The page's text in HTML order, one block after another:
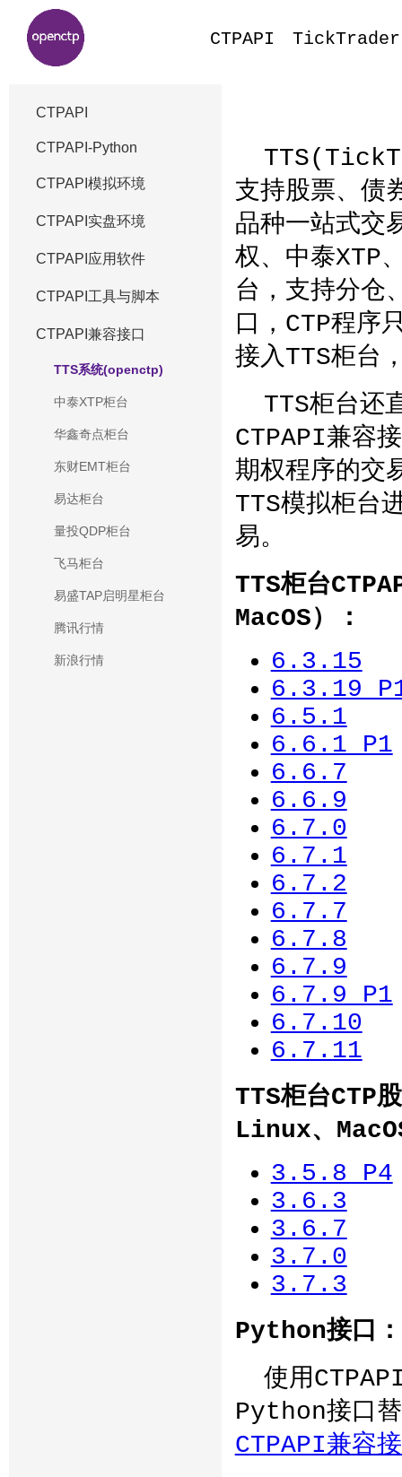
CTPAPI TickTrader
CTPAPI
CTPAPI-Python
CTPAPI模拟环境
CTPAPI实盘环境
CTPAPI应用软件
CTPAPI工具与脚本
CTPAPI兼容接口
TTS系统(openctp)
中泰XTP柜台
华鑫奇点柜台
东财EMT柜台
易达柜台
量投QDP柜台
飞马柜台
易盛TAP启明星柜台
腾讯行情
新浪行情
支持股票、债
品种一站式交
权、中泰XTP
台，支持分仓
口，CTP程
接入TTS柜台
TTS柜台还
CTPAPI兼容
期权程序的
TTS模拟柜台
易。
TTS柜台
MacOS）：
6.3.15
6.5.1
6.6.1_P1
6.6.7
6.6.9
6.7.0
6.7.1
6.7.2
6.7.7
6.7.8
6.7.9
6.7.9_P1
6.7.10
6.7.11
TTS柜台CTP
Linux、
3.5.8_P4
3.6.3
3.6.7
3.7.0
3.7.3
Python接口：
使用
Python接口
CTPAPI兼容